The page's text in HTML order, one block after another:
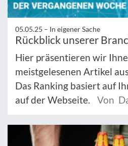
05.05.25 – In eigener Sache
Rückblick unserer
Hier präsentieren wir
meistgelesenen Artikel
Das Ranking basiert auf
auf der Webseite.
Von